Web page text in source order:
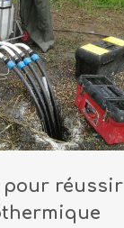
pour réussir